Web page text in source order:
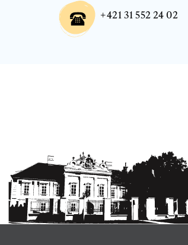
+421 31 552 24 02